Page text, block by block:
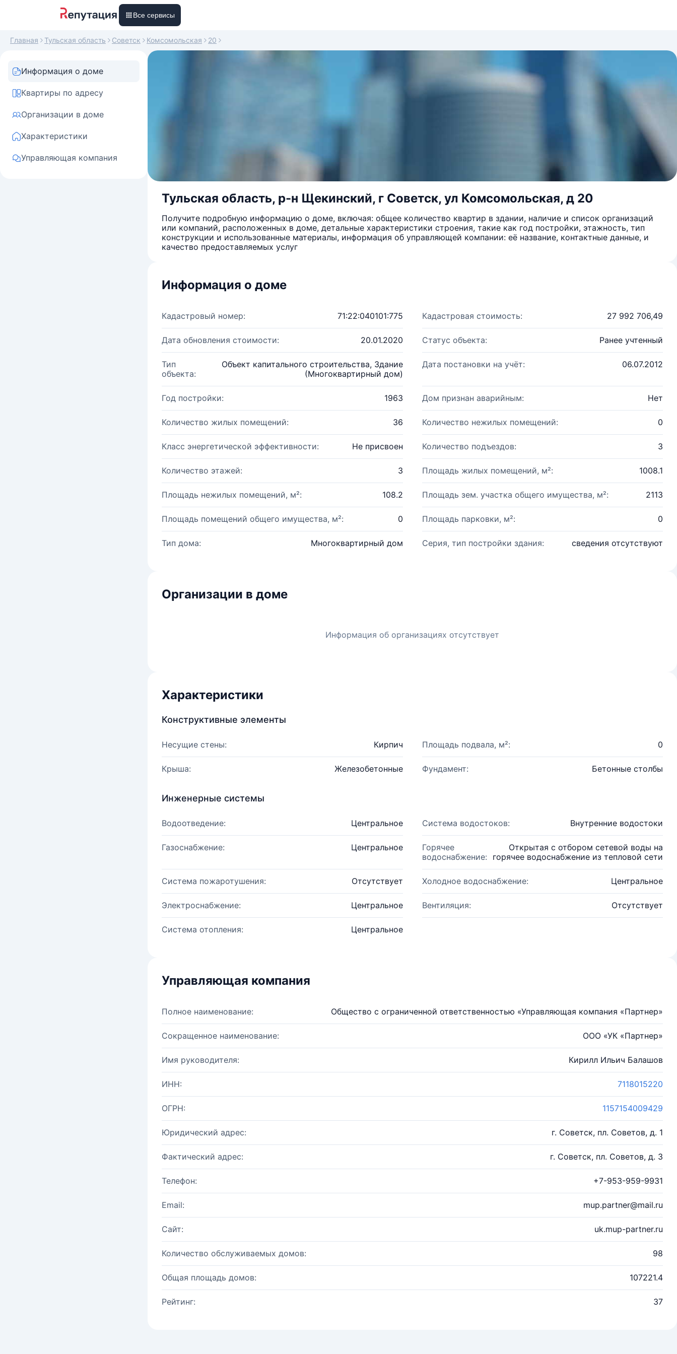
Все сервисы
Главная Тульская область Советск Комсомольская 20
Информация о доме
Квартиры по адресу
Организации в доме
Характеристики
Управляющая компания
Тульская область, р-н Щекинский, г Советск, ул Комсомольская, д 20
Получите подробную информацию о доме, включая: общее количество квартир в здании, наличие и список организаций
или компаний, расположенных в доме, детальные характеристики строения, такие как год постройки, этажность, тип
конструкции и использованные материалы, информация об управляющей компании: её название, контактные данные, и
качество предоставляемых услуг
Информация о доме
Кадастровый номер: 71:22:040101:775 Кадастровая стоимость: 27 992 706,49
Дата обновления стоимости: 20.01.2020 Статус объекта: Ранее учтенный
Тип
объекта:
Объект капитального строительства, Здание
(Многоквартирный дом)
Дата постановки на учёт: 06.07.2012
Год постройки: 1963 Дом признан аварийным: Нет
Количество жилых помещений: 36 Количество нежилых помещений: 0
Класс энергетической эффективности: Не присвоен Количество подъездов: 3
Количество этажей: 3 Площадь жилых помещений, м²: 1008.1
Площадь нежилых помещений, м²: 108.2 Площадь зем. участка общего имущества, м²: 2113
Площадь помещений общего имущества, м²: 0 Площадь парковки, м²: 0
Тип дома: Многоквартирный дом Серия, тип постройки здания: сведения отсутствуют
Организации в доме
Информация об организациях отсутствует
Характеристики
Конструктивные элементы
Несущие стены: Кирпич Площадь подвала, м²: 0
Крыша: Железобетонные Фундамент: Бетонные столбы
Инженерные системы
Водоотведение: Центральное Система водостоков: Внутренние водостоки
Газоснабжение: Центральное
Горячее
водоснабжение:
Открытая с отбором сетевой воды на
горячее водоснабжение из тепловой сети
Система пожаротушения: Отсутствует Холодное водоснабжение: Центральное
Электроснабжение: Центральное Вентиляция: Отсутствует
Система отопления: Центральное
Управляющая компания
Полное наименование: Общество с ограниченной ответственностью «Управляющая компания «Партнер»
Сокращенное наименование: ООО «УК «Партнер»
Имя руководителя: Кирилл Ильич Балашов
ИНН: 7118015220
ОГРН: 1157154009429
Юридический адрес: г. Советск, пл. Советов, д. 1
Фактический адрес: г. Советск, пл. Советов, д. 3
Телефон: +7-953-959-9931
Email: mup.partner@mail.ru
Сайт: uk.mup-partner.ru
Количество обслуживаемых домов: 98
Общая площадь домов: 107221.4
Рейтинг: 37